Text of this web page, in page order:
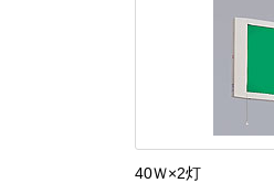
40Ｗ×2灯